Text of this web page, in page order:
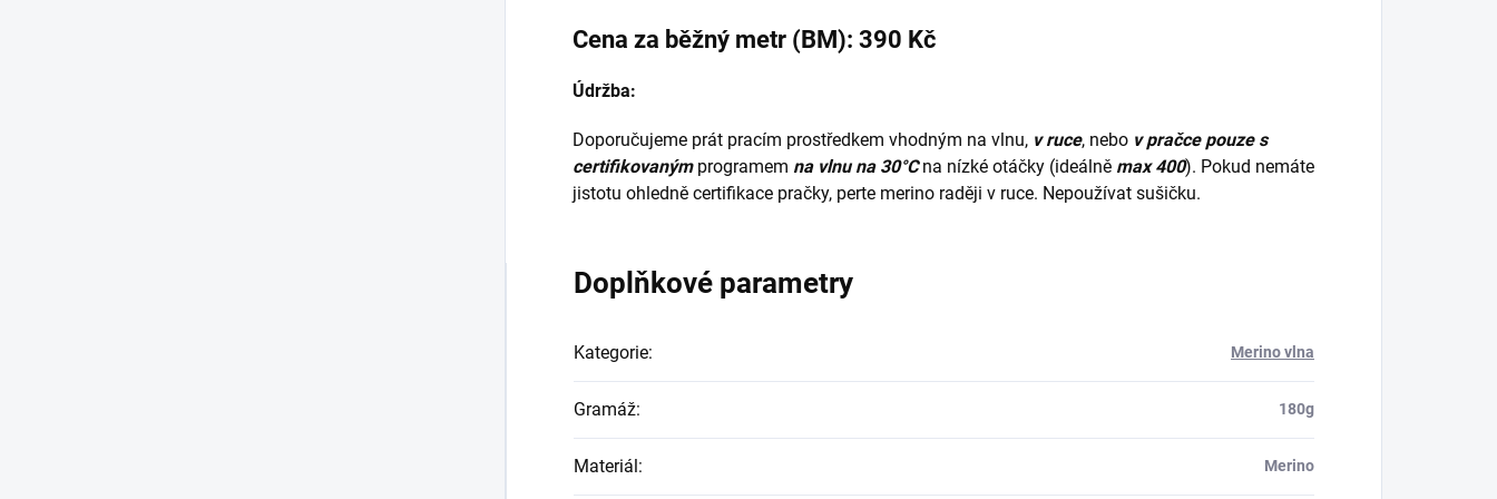
Cena za běžný metr (BM): 390 Kč
Údržba:
Doporučujeme prát pracím prostředkem vhodným na vlnu, v ruce, nebo v pračce pouze s
certifikovanýmprogramem na vlnu na 30°Cna nízké otáčky (ideálně max 400). Pokud nemáte
jistotu ohledně certifikace pračky, perte merino raději v ruce. Nepoužívat sušičku.
Doplňkové parametry
Kategorie: Merino vlna
Gramáž: 180g
Materiál: Merino